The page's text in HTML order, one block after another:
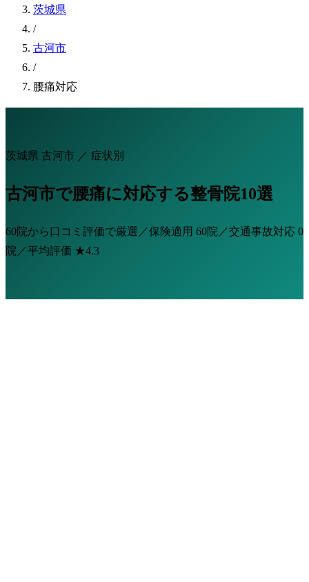
茨城県
/
古河市
/
腰痛対応
茨城県 古河市 ／ 症状別
古河市で腰痛に対応する整骨院10選
60院から口コミ評価で厳選／保険適用 60院 ／交通事故対応 0
院 ／平均評価 ★4.3